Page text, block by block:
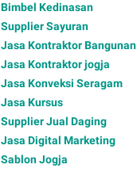
Bimbel Kedinasan
Supplier Sayuran
Jasa Kontraktor Bangunan
Jasa Kontraktor jogja
Jasa Konveksi Seragam
Jasa Kursus
Supplier Jual Daging
Jasa Digital Marketing
Sablon Jogja